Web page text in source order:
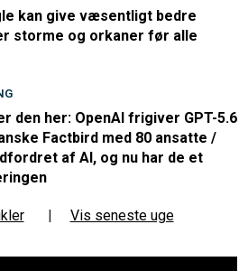
kan give væsentligt bedre
storme og orkaner før alle
den her: OpenAI frigiver GPT-5.6
Factbird med 80 ansatte /
af AI, og nu har de et
| Vis seneste uge